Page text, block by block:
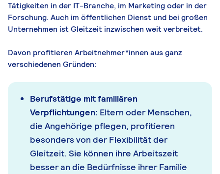
Tätigkeiten in der IT-Branche, im Marketing oder in der
Forschung. Auch im öffentlichen Dienst und bei großen
Unternehmen ist Gleitzeit inzwischen weit verbreitet.
Davon profitieren Arbeitnehmer*innen aus ganz
verschiedenen Gründen:
Berufstätige mit familiären
Verpflichtungen: Eltern oder Menschen,
die Angehörige pflegen, profitieren
besonders von der Flexibilität der
Gleitzeit. Sie können ihre Arbeitszeit
besser an die Bedürfnisse ihrer Familie